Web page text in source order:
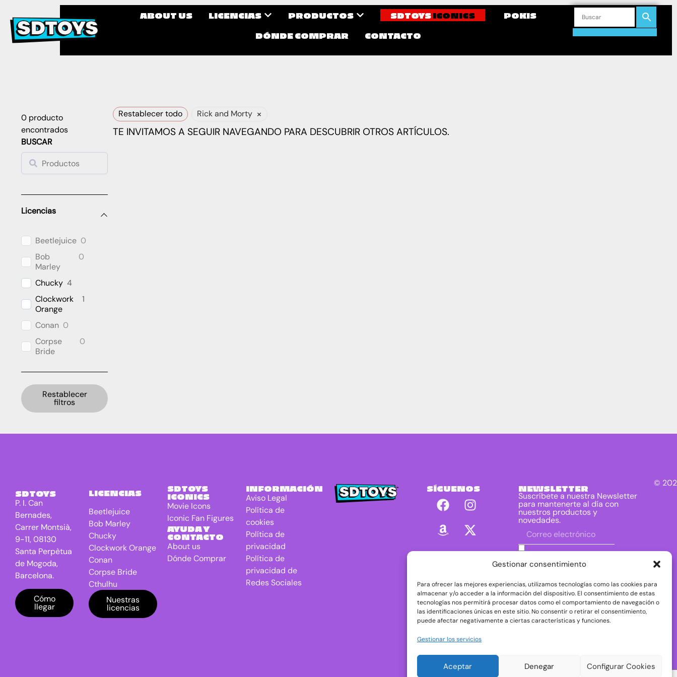
Gestionar consentimiento
Para ofrecer las mejores experiencias, utilizamos tecnologías como las cookies para
almacenar y/o acceder a la información del dispositivo. El consentimiento de estas
tecnologías nos permitirá procesar datos como el comportamiento de navegación o
las identificaciones únicas en este sitio. No consentir o retirar el consentimiento,
puede afectar negativamente a ciertas características y funciones.
Gestionar los servicios
Aceptar Denegar Configurar Cookies
ABOUT US LICENCIAS PRODUCTOS SDTOYS ICONICS
POKIS
DÓNDE COMPRAR
CONTACTO
0 producto
encontrados
BUSCAR
Licencias
Beetlejuice 0
Bob
Marley
0
Chucky 4
Clockwork
Orange
1
Conan 0
Corpse
Bride
0
DC
Universe
3
E.T. the
5
Freddy VS
Jason
Friday the
13th
Game Of
Thrones TV
series
0
Gremlins
Harry
Potter
Restablecer
filtros
Restablecer todo Rick and Morty ×
TE INVITAMOS A SEGUIR NAVEGANDO PARA DESCUBRIR OTROS ARTÍCULOS.
SDTOYS
P. I. Can
Bernades,
Carrer Montsià,
9-11, 08130
Santa Perpètua
de Mogoda,
Barcelona.
Cómo
llegar
LICENCIAS
Beetlejuice
Bob Marley
Chucky
Clockwork Orange
Conan
Corpse Bride
Cthulhu
DC Universe
Batman
Dragon Ball
Nuestras
licencias
SDTOYS
ICONICS
Movie Icons
Iconic Fan Figures
AYUDA Y
CONTACTO
About us
Dónde Comprar
INFORMACIÓN
Aviso Legal
Política de
cookies
Política de
privacidad
Política de
privacidad de
Redes Sociales
SÍGUENOS NEWSLETTER
Suscríbete a nuestra Newsletter
para mantenerte al día con
nuestros productos y
novedades.
contenidas en la política de privacidad
sobre el tratamiento de mis datos para
DIRAC DIST, S.L. como responsable del
tratamiento tratará tus datos con la finalidad de
dar respuesta a tu consulta o petición. Puedes
acceder, rectificar y suprimir tus datos, así como
ejercer otros derechos consultando la
información adicional y detallada sobre
©